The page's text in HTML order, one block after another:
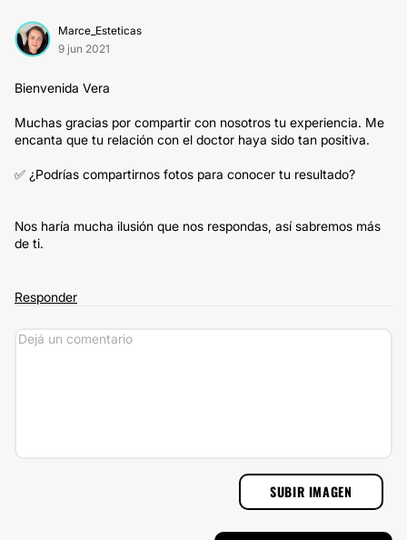
Marce_Esteticas
9 jun 2021
Bienvenida Vera
Muchas gracias por compartir con nosotros tu experiencia. Me
encanta que tu relación con el doctor haya sido tan positiva.
✅ ¿Podrías compartirnos fotos para conocer tu resultado?
Nos haría mucha ilusión que nos respondas, así sabremos más
de ti.
Responder
SUBIR IMAGEN